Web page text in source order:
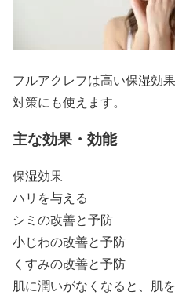
フルアクレフは高い保湿効
対策にも使えます。
主な効果・効能
保湿効果
ハリを与える
シミの改善と予防
小じわの改善と予防
くすみの改善と予防
肌に潤いがなくなると、肌